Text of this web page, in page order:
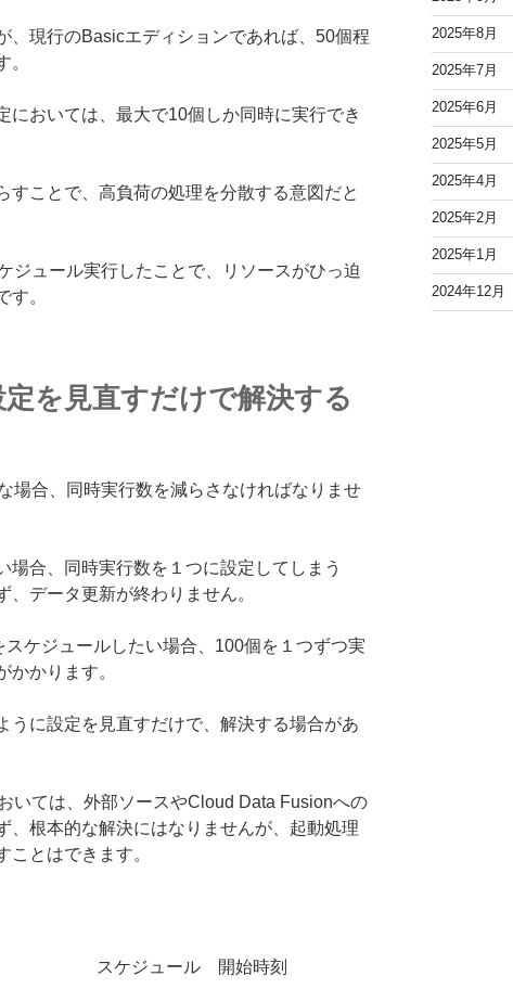
、現行のBasicエディションであれば、50個程
。
においては、最大で10個しか同時に実行でき
すことで、高負荷の処理を分散する意図だと
ジュール実行したことで、リソースがひっ迫
す。
を見直すだけで解決する
場合、同時実行数を減らさなければなりませ
場合、同時実行数を１つに設定してしまう
、データ更新が終わりません。
スケジュールしたい場合、100個を１つずつ実
かかります。
うに設定を見直すだけで、解決する場合があ
いては、外部ソースやCloud Data Fusionへの
、根本的な解決にはなりませんが、起動処理
ことはできます。
スケジュール 開始時刻
2025年8月
2025年7月
2025年6月
2025年5月
2025年4月
2025年2月
2025年1月
2024年12月